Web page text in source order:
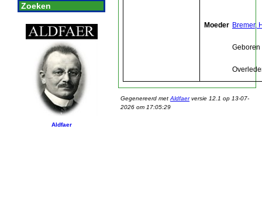
Zoeken
Aldfaer
Moeder Bremer,
Geboren
Gegenereerd met Aldfaerversie 12.1 op 13-07-
2026 om 17:05:29